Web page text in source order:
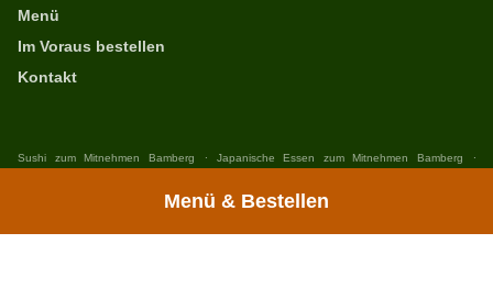
Menü
Im Voraus bestellen
Kontakt
Sushi zum Mitnehmen Bamberg Japanische Essen zum Mitnehmen Bamberg
Menü & Bestellen